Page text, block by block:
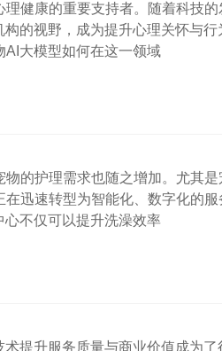
健康的重要支持者。随着科技的
的视野，成为提升心理关怀与行
AI大模型如何在这一领域
的护理需求也随之增加。尤其是
迅速转型为智能化、数字化的服
不仅可以提升洗澡效率
提升服务质量与商业价值成为了